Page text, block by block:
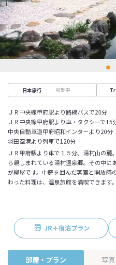
日本旅行 収集中
ＪＲ中央線甲府駅より路線バスで20分
ＪＲ中央線甲府駅より車・タクシーで15
中央自動車道甲府昭和インターより20分
羽田空港より列車で120分
ＪＲ甲府駅より車で１５分。湯村山の
ら親しまれている湯村温泉郷。その中に
が柳屋です。中庭を囲んだ客室と開放感
わった料理は、温泉旅館を満喫できます。
JR＋宿泊プラン
部屋・プラン 写真